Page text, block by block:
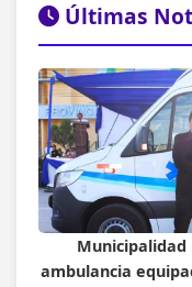
Últimas
Municipalidad
ambulancia